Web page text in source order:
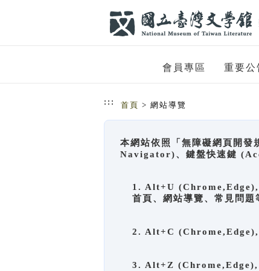
會員專區 重要公
::: 首頁 > 網站導覽
本網站依照「無障礙網頁開
Navigator)、鍵盤快速鍵
1. Alt+U (Chrome,Edge),
首頁、網站導覽、常見問題
2. Alt+C (Chrome,Edge),
3. Alt+Z (Chrome,Edge),